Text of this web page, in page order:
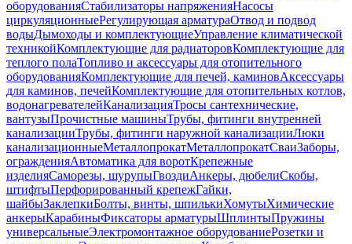
оборудованияСтабилизаторы напряженияНасосы
циркуляционныеРегулирующая арматураОтвод и подвод
водыДымоходы и комплектующиеУправление климатической
техникойКомплектующие для радиаторовКомплектующие для
теплого полаТопливо и аксессуары для отопительного
оборудованияКомплектующие для печей, каминовАксессуары
для каминов, печейКомплектующие для отопительных котлов,
водонагревателейКанализацияТросы сантехнические,
вантузыПрочистные машиныТрубы, фитинги внутренней
канализацииТрубы, фитинги наружной канализацииЛюки
канализационныеМеталлопрокатМеталлопрокатСваиЗаборы,
огражденияАвтоматика для воротКрепежные
изделияСаморезы, шурупыГвоздиАнкеры, дюбелиСкобы,
штифтыПерфорированный крепежГайки,
шайбыЗаклепкиБолты, винты, шпилькиХомутыХимические
анкерыКарабиныФиксаторы арматурыШплинтыПружины
универсальныеЭлектромонтажное оборудованиеРозетки и